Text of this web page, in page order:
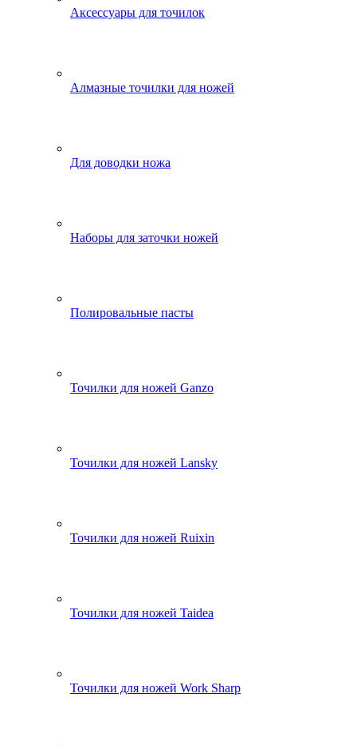
Аксессуары для точилок
Алмазные точилки для ножей
Для доводки ножа
Наборы для заточки ножей
Полировальные пасты
Точилки для ножей Ganzo
Точилки для ножей Lansky
Точилки для ножей Ruixin
Точилки для ножей Taidea
Точилки для ножей Work Sharp